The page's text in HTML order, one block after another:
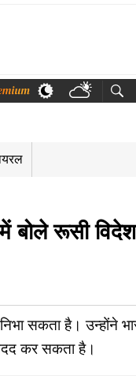
Bengali Telugu Tamil
बोले रूसी विदेश
सकता है। उन्होंने
कर सकता है।